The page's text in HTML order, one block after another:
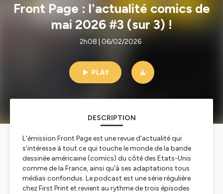
Front Page : l'actualité comics de
mai 2026 #3 (sur 3) !
2h08 | 06/02/2026
PLAY
DESCRIPTION
L'émission Front Page est une revue d'actualité qui
s'intéresse à tout ce qui touche le monde de la bande
dessinée américaine (comics) du côté des Etats-Unis
comme de la France, ainsi qu'à ses adaptations tous
médias confondus. Le podcast est une série régulière
chez First Print et revient au rythme de trois épisodes